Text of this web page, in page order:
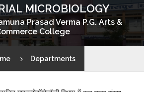
MICROBIOLOGY
Prasad Verma P.G. Arts &
College
Departments